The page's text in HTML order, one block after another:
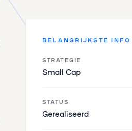
BELANGRIJKSTE INFO
STRATEGIE
Small Cap
STATUS
Gerealiseerd